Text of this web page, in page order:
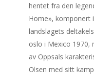
hentet fra den
Home», komponert
landslagets
oslo i Mexico 1970,
av Oppsals
Olsen med sitt